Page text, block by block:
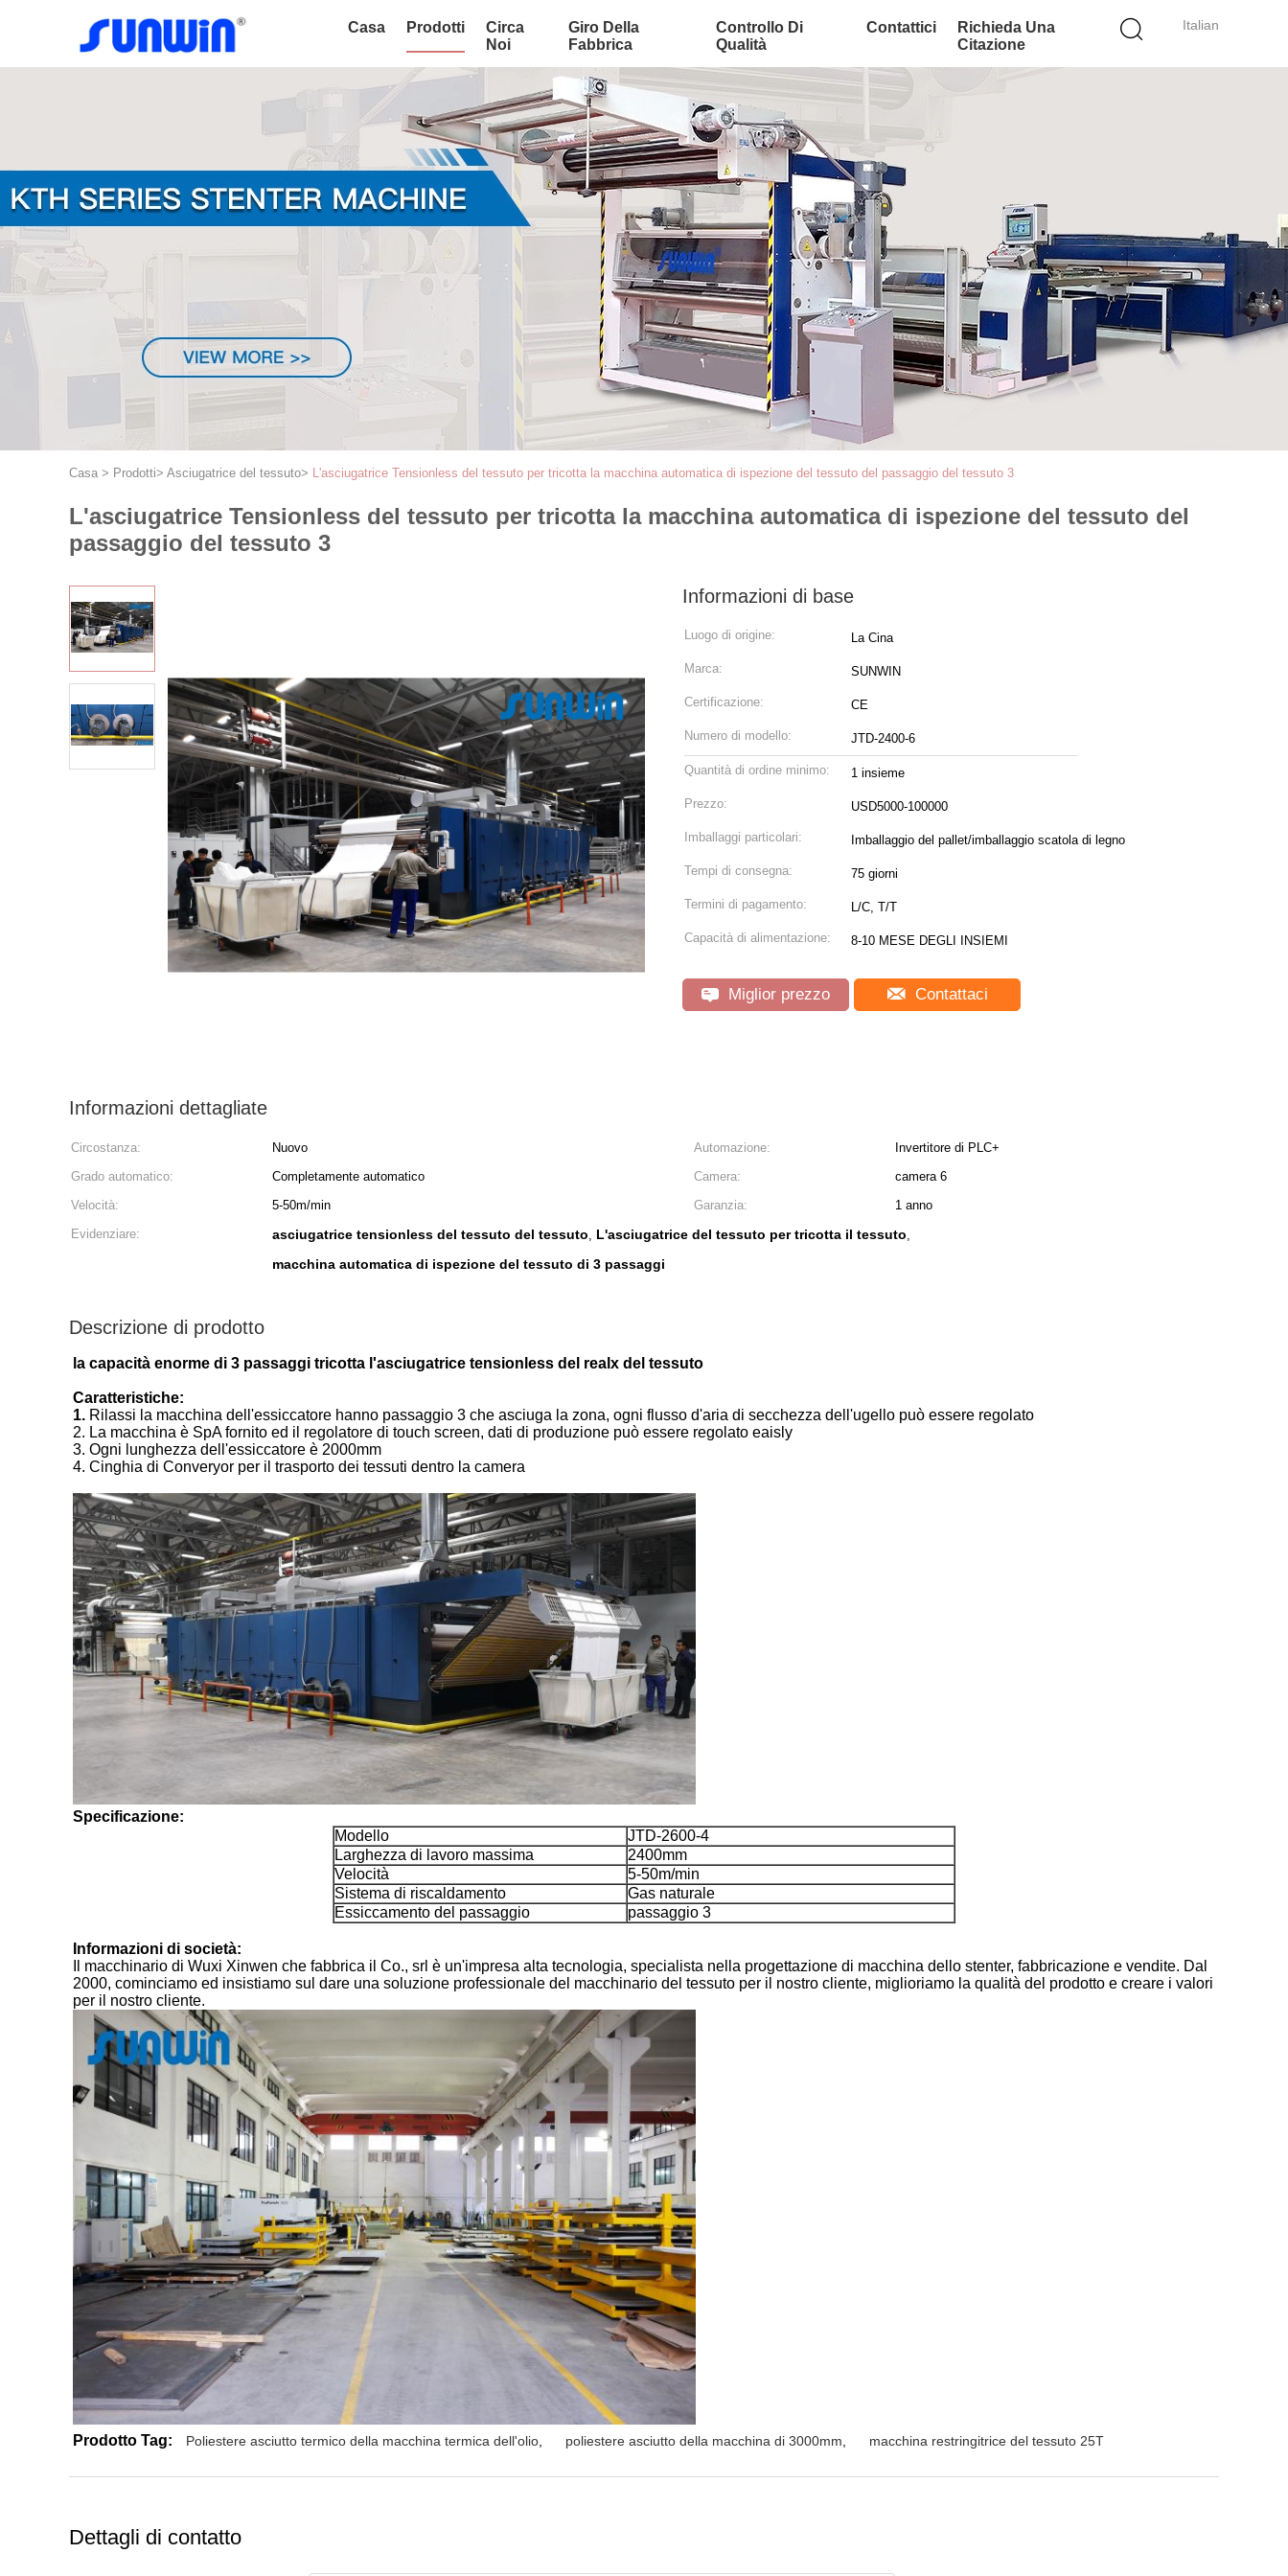
Italian
Casa Prodotti
Circa
Noi
Giro Della
Fabbrica
Controllo Di
Qualità
Contattici
Richieda Una
Citazione
Casa > Prodotti> Asciugatrice del tessuto> L'asciugatrice Tensionless del tessuto per tricotta la macchina automatica di ispezione del tessuto del passaggio del tessuto 3
L'asciugatrice Tensionless del tessuto per tricotta la macchina automatica di ispezione del tessuto del
passaggio del tessuto 3
Informazioni di base
Luogo di origine: La Cina
Marca: SUNWIN
Certificazione: CE
Numero di modello: JTD-2400-6
Quantità di ordine minimo: 1 insieme
Prezzo: USD5000-100000
Imballaggi particolari: Imballaggio del pallet/imballaggio scatola di legno
Tempi di consegna: 75 giorni
Termini di pagamento: L/C, T/T
Capacità di alimentazione: 8-10 MESE DEGLI INSIEMI
Miglior prezzo Contattaci
Informazioni dettagliate
Circostanza: Nuovo Automazione:
Invertitore di PLC+
Grado automatico:
Completamente automatico Camera:
camera 6
Velocità:
5-50m/min Garanzia:
1 anno
Evidenziare:
asciugatrice tensionless del tessuto del tessuto, L'asciugatrice del tessuto per tricotta il tessuto,
macchina automatica di ispezione del tessuto di 3 passaggi
Descrizione di prodotto
la capacità enorme di 3 passaggi tricotta l'asciugatrice tensionless del realx del tessuto
Caratteristiche:
1. Rilassi la macchina dell'essiccatore hanno passaggio 3 che asciuga la zona, ogni flusso d'aria di secchezza dell'ugello può essere regolato
2. La macchina è SpA fornito ed il regolatore di touch screen, dati di produzione può essere regolato eaisly
3. Ogni lunghezza dell'essiccatore è 2000mm
4. Cinghia di Converyor per il trasporto dei tessuti dentro la camera
Specificazione:
Modello
JTD-2600-4
Larghezza di lavoro massima
2400mm
Velocità
5-50m/min
Sistema di riscaldamento
Gas naturale
Essiccamento del passaggio
passaggio 3
Informazioni di società:
Il macchinario di Wuxi Xinwen che fabbrica il Co., srl è un'impresa alta tecnologia, specialista nella progettazione di macchina dello stenter, fabbricazione e vendite. Dal
2000, cominciamo ed insistiamo sul dare una soluzione professionale del macchinario del tessuto per il nostro cliente, miglioriamo la qualità del prodotto e creare i valori
per il nostro cliente.
Prodotto Tag: Poliestere asciutto termico della macchina termica dell'olio poliestere asciutto della macchina di 3000mm macchina restringitrice del tessuto 25T
Dettagli di contatto